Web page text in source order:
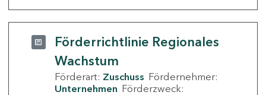
Förderrichtlinie Regionales
Wachstum
Förderart: Zuschuss Fördernehmer:
Unternehmen Förderzweck: